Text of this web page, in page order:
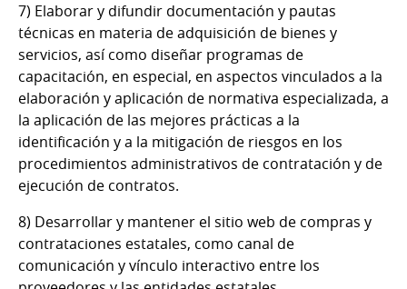
7) Elaborar y difundir documentación y pautas
técnicas en materia de adquisición de bienes y
servicios, así como diseñar programas de
capacitación, en especial, en aspectos vinculados a la
elaboración y aplicación de normativa especializada, a
la aplicación de las mejores prácticas a la
identificación y a la mitigación de riesgos en los
procedimientos administrativos de contratación y de
ejecución de contratos.
8) Desarrollar y mantener el sitio web de compras y
contrataciones estatales, como canal de
comunicación y vínculo interactivo entre los